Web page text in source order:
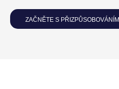
ZAČNĚTE S PŘIZPŮSOBOVÁNÍM